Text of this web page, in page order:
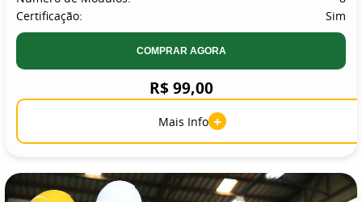
Certificação:
Sim
COMPRAR AGORA
R$ 99,00
Mais Info +